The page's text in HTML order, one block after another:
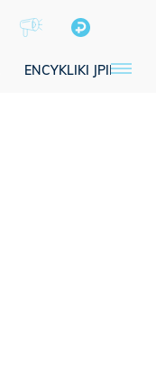
ENCYKLIKI JPII